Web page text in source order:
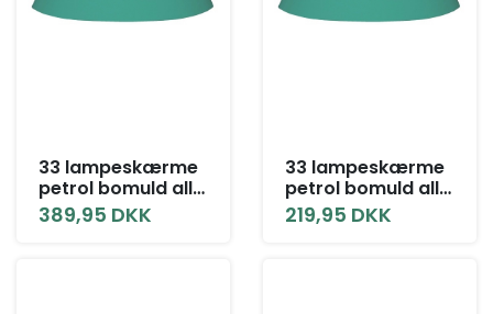
33 lampeskærme
petrol bomuld alle
størrelser med låg
389,95 DKK
33 lampeskærme
petrol bomuld alle
størrelser uden
låg
219,95 DKK